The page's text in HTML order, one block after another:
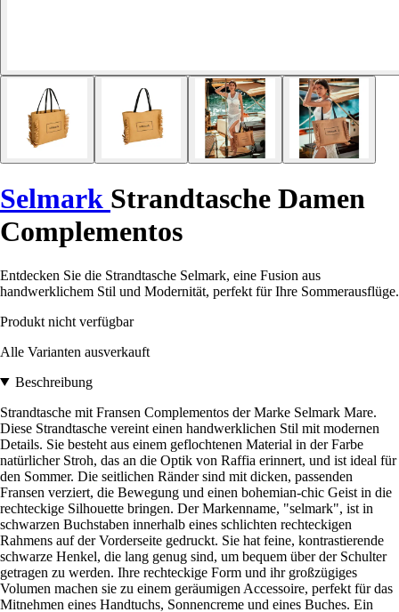
Selmark Strandtasche Damen
Complementos
Entdecken Sie die Strandtasche Selmark, eine Fusion aus
handwerklichem Stil und Modernität, perfekt für Ihre Sommerausflüge.
Produkt nicht verfügbar
Alle Varianten ausverkauft
Beschreibung
Strandtasche mit Fransen Complementos der Marke Selmark Mare.
Diese Strandtasche vereint einen handwerklichen Stil mit modernen
Details. Sie besteht aus einem geflochtenen Material in der Farbe
natürlicher Stroh, das an die Optik von Raffia erinnert, und ist ideal für
den Sommer. Die seitlichen Ränder sind mit dicken, passenden
Fransen verziert, die Bewegung und einen bohemian-chic Geist in die
rechteckige Silhouette bringen. Der Markenname, "selmark", ist in
schwarzen Buchstaben innerhalb eines schlichten rechteckigen
Rahmens auf der Vorderseite gedruckt. Sie hat feine, kontrastierende
schwarze Henkel, die lang genug sind, um bequem über der Schulter
getragen zu werden. Ihre rechteckige Form und ihr großzügiges
Volumen machen sie zu einem geräumigen Accessoire, perfekt für das
Mitnehmen eines Handtuchs, Sonnencreme und eines Buches. Ein